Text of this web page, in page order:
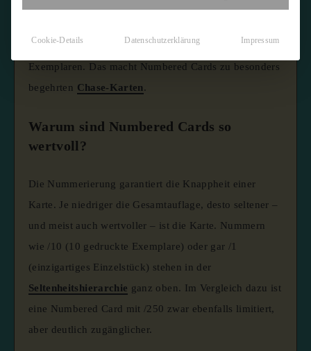
bedeutet: Karte Nummer 12 von 25 gedruckten
Exemplaren. Das macht Numbered Cards zu besonders
begehrten Chase-Karten.
Warum sind Numbered Cards so
wertvoll?
Die Nummerierung garantiert die Knappheit einer
Karte. Je niedriger die Gesamtauflage, desto seltener –
und meist auch wertvoller – ist die Karte. Nummern
wie /10 (10 gedruckte Exemplare) oder gar /1
(einzigartiges Einzelstück) stehen in der
Seltenheitshierarchie ganz oben. Im Vergleich dazu ist
eine Numbered Card mit /250 zwar ebenfalls limitiert,
aber deutlich zugänglicher.
Cookie-Details Datenschutzerklärung Impressum